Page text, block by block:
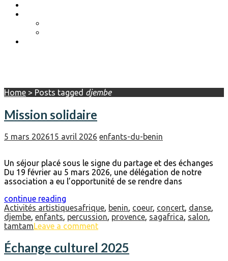
Home > Posts tagged djembe
Mission solidaire
5 mars 202615 avril 2026 enfants-du-benin
Un séjour placé sous le signe du partage et des échanges
Du 19 février au 5 mars 2026, une délégation de notre
association a eu l’opportunité de se rendre dans
continue reading
Activités artistiquesafrique benin coeur, concert danse
djembe enfants percussion provence sagafrica salon
tamtamLeave a comment
Échange culturel 2025